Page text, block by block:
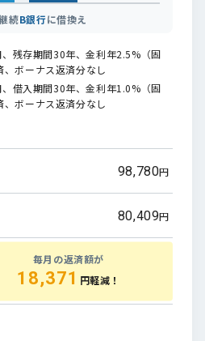
続B銀行に借換え
残存期間30年、金利年2.5%（固
、ボーナス返済分なし
借入期間30年、金利年1.0%（固
、ボーナス返済分なし
98,780円
80,409円
毎月の返済額が
18,371 円軽減！